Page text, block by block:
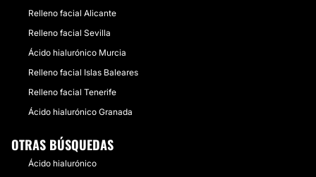
Relleno facial Alicante
Relleno facial Sevilla
Ácido hialurónico Murcia
Relleno facial Islas Baleares
Relleno facial Tenerife
Ácido hialurónico Granada
OTRAS BÚSQUEDAS
Ácido hialurónico